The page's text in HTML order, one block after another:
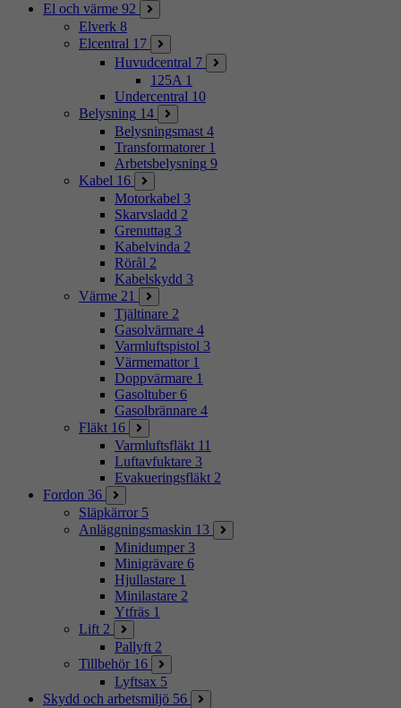
El och värme 92
Elverk 8
Elcentral 17
Huvudcentral 7
125A 1
Undercentral 10
Belysning 14
Belysningsmast 4
Transformatorer 1
Arbetsbelysning 9
Kabel 16
Motorkabel 3
Skarvsladd 2
Grenuttag 3
Kabelvinda 2
Rörål 2
Kabelskydd 3
Värme 21
Tjältinare 2
Gasolvärmare 4
Varmluftspistol 3
Värmemattor 1
Doppvärmare 1
Gasoltuber 6
Gasolbrännare 4
Fläkt 16
Varmluftsfläkt 11
Luftavfuktare 3
Evakueringsfläkt 2
Fordon 36
Släpkärror 5
Anläggningsmaskin 13
Minidumper 3
Minigrävare 6
Hjullastare 1
Minilastare 2
Ytfräs 1
Lift 2
Pallyft 2
Tillbehör 16
Lyftsax 5
Skydd och arbetsmiljö 56